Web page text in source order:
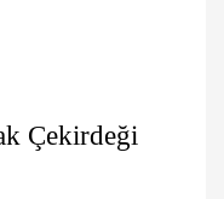
Çekirdeği